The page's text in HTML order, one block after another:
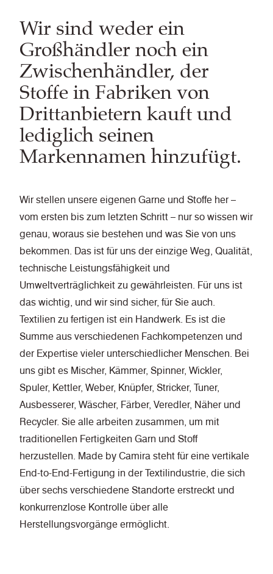
Wir sind weder ein
Großhändler noch ein
Zwischenhändler, der
Stoffe in Fabriken von
Drittanbietern kauft und
lediglich seinen
Markennamen hinzufügt.
Wir stellen unsere eigenen Garne und Stoffe her –
vom ersten bis zum letzten Schritt – nur so wissen wir
genau, woraus sie bestehen und was Sie von uns
bekommen. Das ist für uns der einzige Weg, Qualität,
technische Leistungsfähigkeit und
Umweltverträglichkeit zu gewährleisten. Für uns ist
das wichtig, und wir sind sicher, für Sie auch.
Textilien zu fertigen ist ein Handwerk. Es ist die
Summe aus verschiedenen Fachkompetenzen und
der Expertise vieler unterschiedlicher Menschen. Bei
uns gibt es Mischer, Kämmer, Spinner, Wickler,
Spuler, Kettler, Weber, Knüpfer, Stricker, Tuner,
Ausbesserer, Wäscher, Färber, Veredler, Näher und
Recycler. Sie alle arbeiten zusammen, um mit
traditionellen Fertigkeiten Garn und Stoff
herzustellen. Made by Camira steht für eine vertikale
End-to-End-Fertigung in der Textilindustrie, die sich
über sechs verschiedene Standorte erstreckt und
konkurrenzlose Kontrolle über alle
Herstellungsvorgänge ermöglicht.